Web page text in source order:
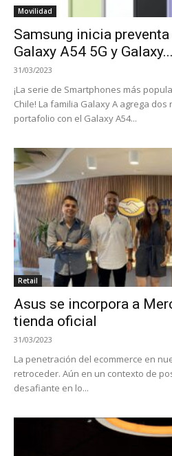
Movilidad
Samsung inicia
Galaxy A54 5G y Galaxy...
31/03/2023
¡La serie de Smartphones más
Chile! La familia Galaxy A agrega
portafolio con el Galaxy A54...
Retail
Asus se incorpora a
tienda oficial
31/03/2023
La penetración del ecommerce en
retroceder. Aún en un contexto de
desafiante en lo...